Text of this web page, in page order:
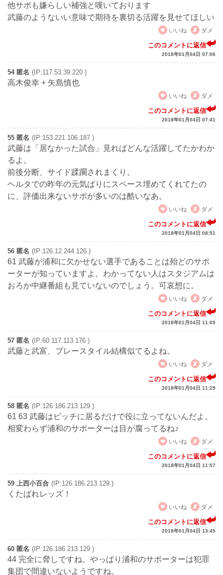
他サポも嫌らしい補強と嘆いております
武藤のようないい意味で期待を裏切る活躍を見せてほしい
いいね
ダメ
このコメントに返信
2018年01月04日 07:06
54 匿名 (IP:117.53.39.220 )
高木俊幸 + 矢島慎也
いいね
ダメ
このコメントに返信
2018年01月04日 07:41
55 匿名 (IP:153.221.106.187 )
武藤は「居なかった試合」見ればどんな活躍してたかわか
るよ。
前後分断、サイド蹂躙されまくり。
ヘルタでの昨年の元気ばりにスペース埋めてくれてたの
に、評価出来ないサポが多いのは酷いなあ。
いいね
ダメ
このコメントに返信
2018年01月04日 08:51
56 匿名 (IP:126.12.244.126 )
61 武藤が浦和に欠かせない選手であることは殆どのサポ
ーターが知っていますよ。わかってない人はスタジアムは
おろか中継番組も見ていないのでしょう。可哀想に。
いいね
ダメ
このコメントに返信
2018年01月04日 11:05
57 匿名 (IP:60.117.113.176 )
武藤と武富、プレースタイル結構似てるよね。
いいね
ダメ
このコメントに返信
2018年01月04日 11:29
58 匿名 (IP:126.186.213.129 )
61 63 武藤はピッチに居るだけで役に立ってないんだよ。
相変わらず浦和のサポーターは目が腐ってるね♪
いいね
ダメ
このコメントに返信
2018年01月04日 11:57
59 上西小百合 (IP:126.186.213.129 )
くたばれレッズ！
いいね
ダメ
このコメントに返信
2018年01月04日 13:45
60 匿名 (IP:126.186.213.129 )
44 完全に脅しですね。やっぱり浦和のサポーターは犯罪
集団で間違いないようですね。